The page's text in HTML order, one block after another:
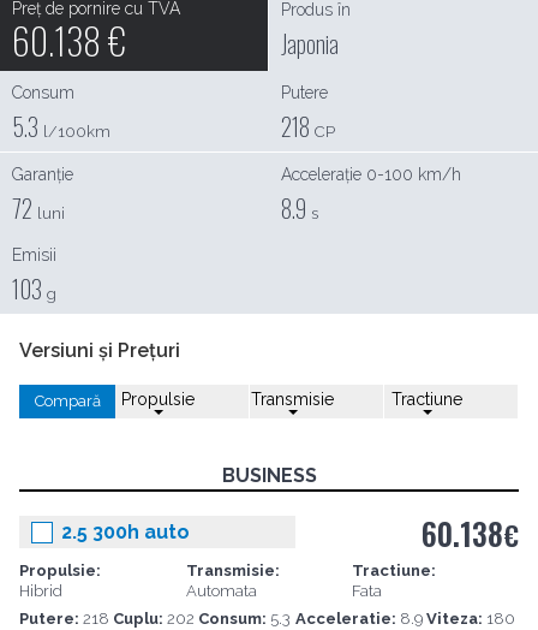
Preț de pornire cu TVA
60.138€
Produs în
Japonia
Consum
5.3 l/100km
Putere
218 CP
Garanție
72 luni
Accelerație 0-100 km/h
8.9 s
Emisii
103 g
Versiuni și Prețuri
Compară Propulsie Transmisie Tractiune
BUSINESS
2.5 300h auto
Propulsie:
Hibrid
Transmisie:
Automata
Tractiune:
Fata
Putere: 218 Cuplu:202 Consum: 5.3 Acceleratie: 8.9 Viteza: 180
60.138€